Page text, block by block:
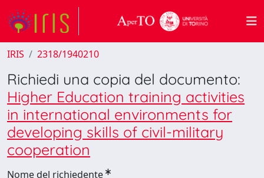
IRIS 2318/1940210
Richiedi una copia del documento:
Higher Education training activities
in international environments for
developing skills of civil-military
cooperation
Nome del richiedente